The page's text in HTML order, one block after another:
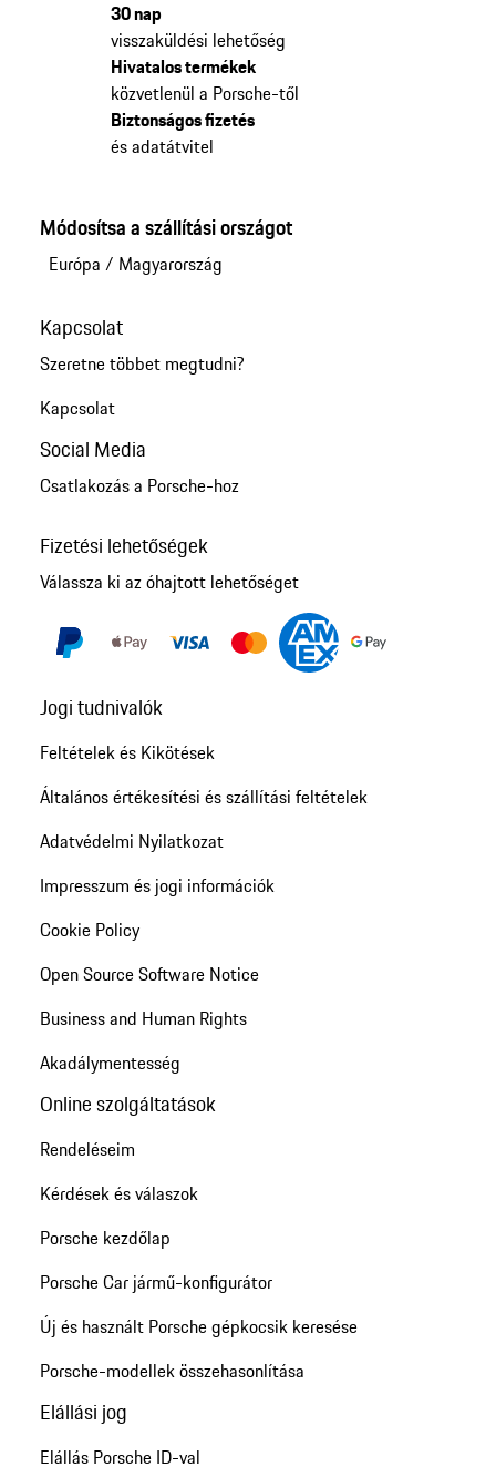
30 nap
visszaküldési lehetőség
Hivatalos termékek
közvetlenül a Porsche-től
Biztonságos fizetés
és adatátvitel
Módosítsa a szállítási országot
Európa / Magyarország
Kapcsolat
Szeretne többet megtudni?
Kapcsolat
Social Media
Csatlakozás a Porsche-hoz
Fizetési lehetőségek
Válassza ki az óhajtott lehetőséget
Jogi tudnivalók
Feltételek és Kikötések
Általános értékesítési és szállítási feltételek
Adatvédelmi Nyilatkozat
Impresszum és jogi információk
Cookie Policy
Open Source Software Notice
Business and Human Rights
Akadálymentesség
Online szolgáltatások
Rendeléseim
Kérdések és válaszok
Porsche kezdőlap
Porsche Car jármű-konfigurátor
Új és használt Porsche gépkocsik keresése
Porsche-modellek összehasonlítása
Elállási jog
Elállás Porsche ID-val